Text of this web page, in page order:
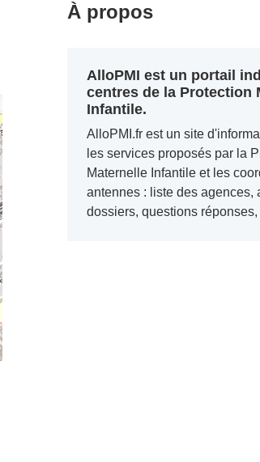
À propos
AlloPMI est un portail
centres de la Protection
Infantile.
AlloPMI.fr est un site
les services proposés par la
Maternelle Infantile et les
antennes : liste des agences,
dossiers, questions réponses,